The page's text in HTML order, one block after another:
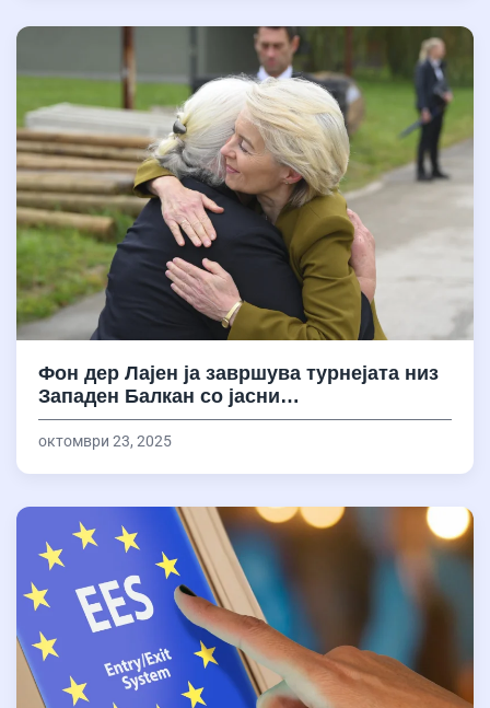
Фон дер Лајен ја завршува турнејата низ
Западен Балкан со јасни…
октомври 23, 2025